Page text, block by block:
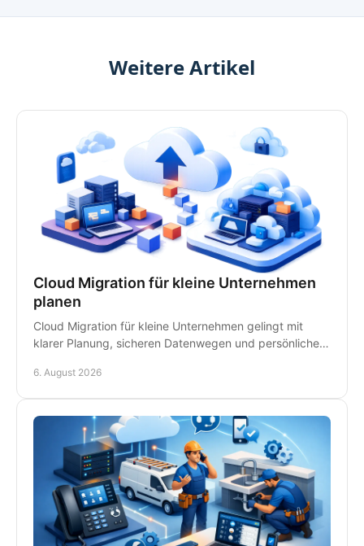
Weitere Artikel
Cloud Migration für kleine Unternehmen
planen
Cloud Migration für kleine Unternehmen gelingt mit
klarer Planung, sicheren Datenwegen und persönlicher
6. August 2026